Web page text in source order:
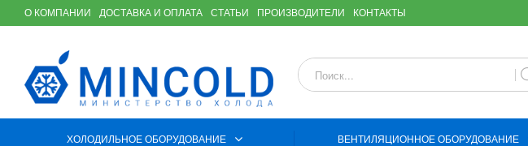
О КОМПАНИИ ДОСТАВКА И ОПЛАТА СТАТЬИ ПРОИЗВОДИТЕЛИ КОНТАКТЫ
ХОЛОДИЛЬНОЕ ОБОРУДОВАНИЕ ВЕНТИЛЯЦИОННОЕ ОБОРУДОВАНИЕ